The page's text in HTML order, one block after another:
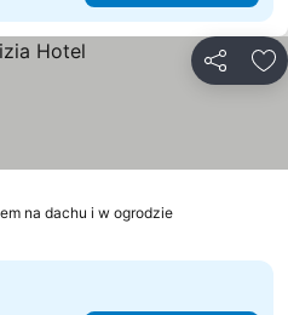
na dachu i w ogrodzieWyświetl